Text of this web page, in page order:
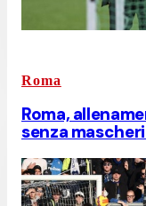
Roma
Roma,
senza